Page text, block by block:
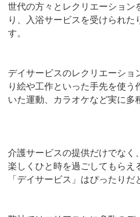
世代の方々とレクリエーション
り、入浴サービスを受けられた
す。
デイサービスのレクリエーショ
り絵や工作といった手先を使
いた運動、カラオケなど実に多
介護サービスの提供だけでなく
楽しくひと時を過ごしてもらえ
「デイサービス」はぴったりだ